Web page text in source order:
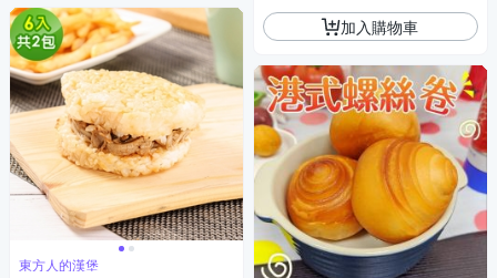
東方人的漢堡
加入購物車